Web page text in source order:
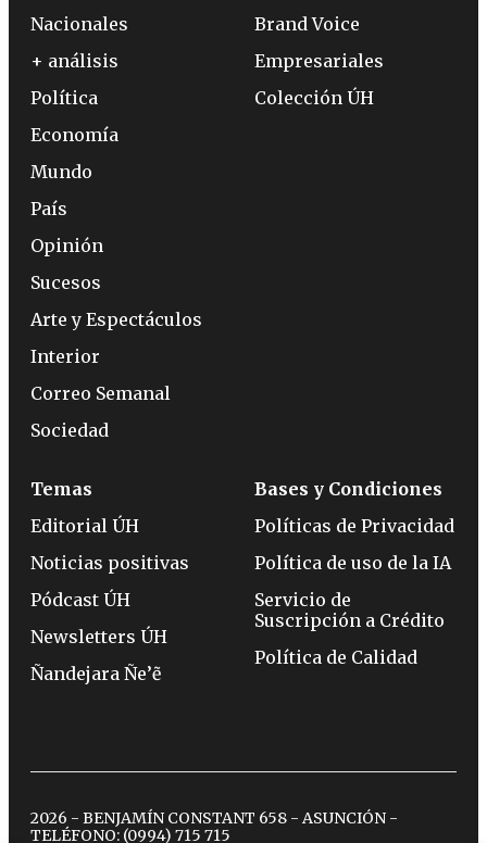
Nacionales
+ análisis
Política
Economía
Mundo
País
Opinión
Sucesos
Arte y Espectáculos
Interior
Correo Semanal
Sociedad
Brand Voice
Empresariales
Colección ÚH
Temas
Editorial ÚH
Noticias positivas
Pódcast ÚH
Newsletters ÚH
Ñandejara Ñe’ẽ
Bases y Condiciones
Políticas de Privacidad
Política de uso de la IA
Servicio de
Suscripción a Crédito
Política de Calidad
2026 - BENJAMÍN CONSTANT 658 - ASUNCIÓN -
TELÉFONO: (0994) 715 715